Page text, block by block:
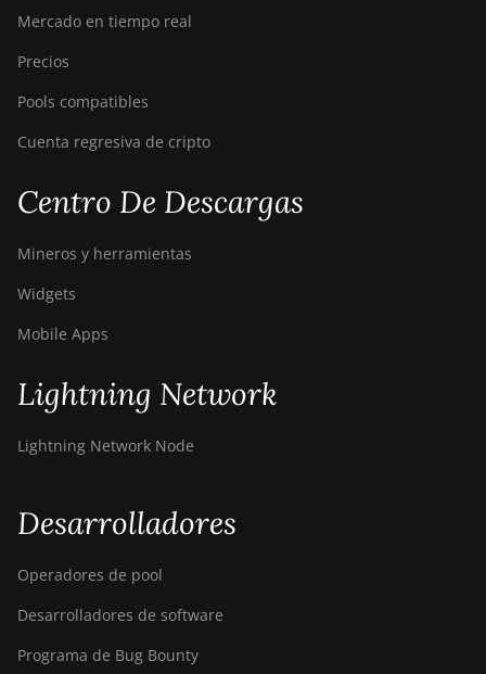
Bitdeer SealMiner A4 Pro
Bitdeer SealMiner A4 Ultra
Hydro
Bitdeer SealMiner DL1 Air
Bitdeer SealMiner DL1 Hydro
Canaan Avalon A15XP-206T
Canaan Avalon A16 (282Th)
Canaan Avalon Made A1346
Mercado en tiempo real
Precios
Pools compatibles
Cuenta regresiva de cripto
Centro De Descargas
Mineros y herramientas
Widgets
Mobile Apps
Lightning Network
Lightning Network Node
Desarrolladores
Operadores de pool
Desarrolladores de software
Programa de Bug Bounty